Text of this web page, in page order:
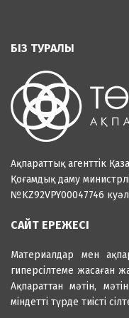
БІЗ ТУРАЛЫ
Ақпараттық агенттік
Қоғамдық даму
№KZ92VPY00047746
САЙТ ЕРЕЖЕСІ
Материалдар мен
гиперсілтеме жасаған
Ақпараттан мәтін,
міндетті түрде тиісті